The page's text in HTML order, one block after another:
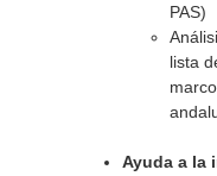
PAS)
lista
Ayuda a la